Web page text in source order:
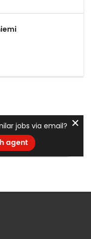
jobs via email?
agent
✕